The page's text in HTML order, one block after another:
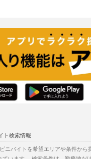
ト検索情報
ニバイトを希望エリアや条件か